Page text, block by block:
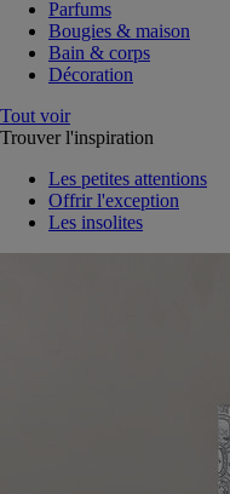
Parfums
Bougies & maison
Bain & corps
Décoration
Tout voir
Trouver l'inspiration
Les petites attentions
Offrir l'exception
Les insolites